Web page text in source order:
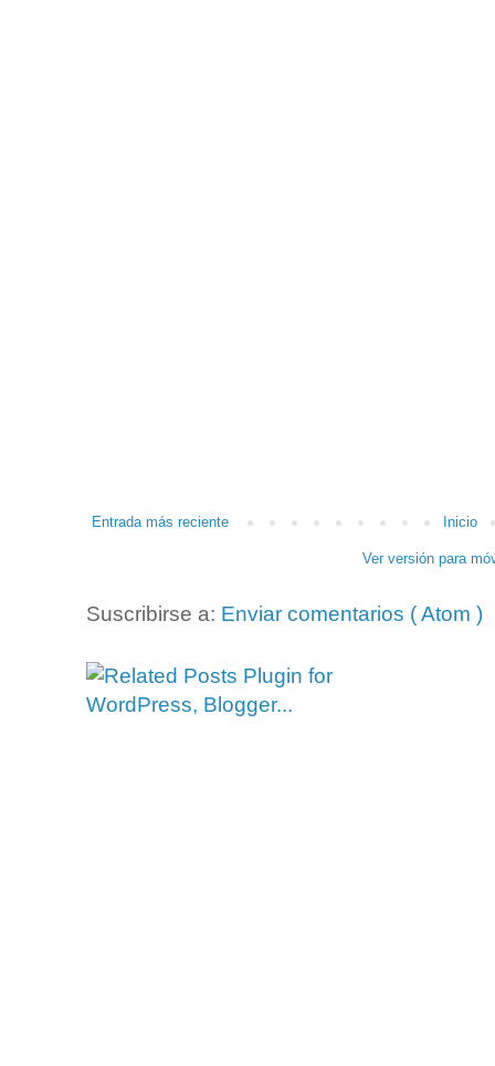
Entrada más reciente Inicio
Ver versión para
Suscribirse a: Enviar comentarios ( Atom )